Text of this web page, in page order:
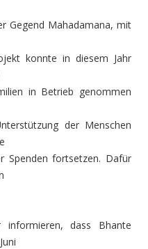
Gegend Mahadamana, mit
konnte in diesem Jahr
in Betrieb genommen
der Menschen
Spenden fortsetzen. Dafür
dass Bhante